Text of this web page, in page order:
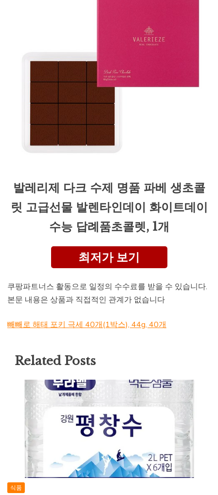
발레리제 다크 수제 명품 파베 생초콜
릿 고급선물 발렌타인데이 화이트데이
수능 답례품초콜렛, 1개
최저가 보기
쿠팡파트너스 활동으로 일정의 수수료를 받을 수 있습니다.
본문 내용은 상품과 직접적인 관계가 없습니다
빼빼로 해태 포키 극세 40개(1박스), 44g, 40개
Related Posts
식품